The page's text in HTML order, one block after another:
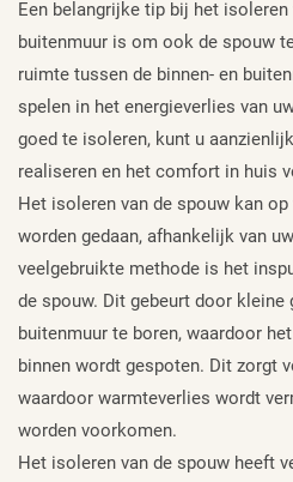
Een belangrijke tip bij het
buitenmuur is om ook de spouw
ruimte tussen de binnen- en
spelen in het energieverlies van
goed te isoleren, kunt u
realiseren en het comfort in huis
Het isoleren van de spouw kan
worden gedaan, afhankelijk van
veelgebruikte methode is het
de spouw. Dit gebeurt door kleine
buitenmuur te boren, waardoor
binnen wordt gespoten. Dit zorgt
waardoor warmteverlies wordt
worden voorkomen.
Het isoleren van de spouw heeft